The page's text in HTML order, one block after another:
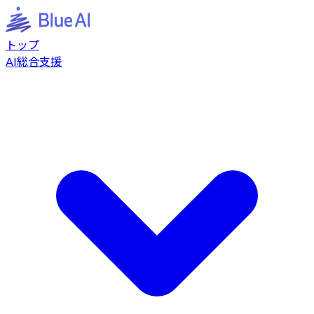
トップ
AI総合支援